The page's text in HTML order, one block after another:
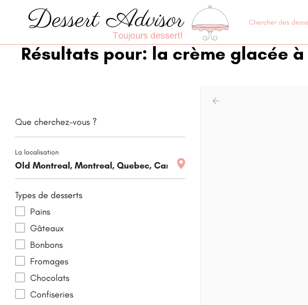
Chercher des
Résultats pour: la crème glacée
Que cherchez-vous ?
La localisation
Types de desserts
Pains
Gâteaux
Bonbons
Fromages
Chocolats
Confiseries
arrow_backward